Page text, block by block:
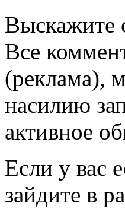
Выскажите
Все
(реклама),
насилию
активное
Если у вас
зайдите в